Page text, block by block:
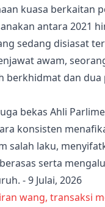
kuasa berkaitan
antara 2021
sedang disiasat
awam,
berkhidmat dan dua
bekas Ahli
konsisten
salah laku,
serta
- 9 Julai, 2026
wang, transaksi